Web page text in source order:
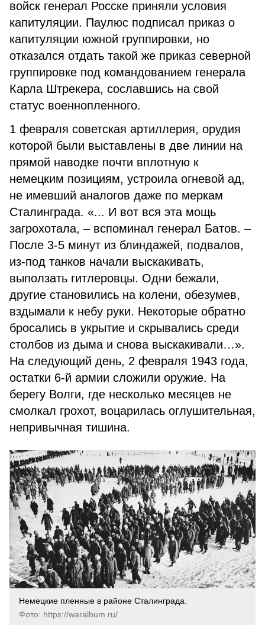
войск генерал Росске приняли условия
капитуляции. Паулюс подписал приказ о
капитуляции южной группировки, но
отказался отдать такой же приказ северной
группировке под командованием генерала
Карла Штрекера, сославшись на свой
статус военнопленного.
1 февраля советская артиллерия, орудия
которой были выставлены в две линии на
прямой наводке почти вплотную к
немецким позициям, устроила огневой ад,
не имевший аналогов даже по меркам
Сталинграда. «... И вот вся эта мощь
загрохотала, – вспоминал генерал Батов. –
После 3-5 минут из блиндажей, подвалов,
из-под танков начали выскакивать,
выползать гитлеровцы. Одни бежали,
другие становились на колени, обезумев,
вздымали к небу руки. Некоторые обратно
бросались в укрытие и скрывались среди
столбов из дыма и снова выскакивали…».
На следующий день, 2 февраля 1943 года,
остатки 6-й армии сложили оружие. На
берегу Волги, где несколько месяцев не
смолкал грохот, воцарилась оглушительная,
непривычная тишина.
Немецкие пленные в районе Сталинграда.
Фото: https://waralbum.ru/